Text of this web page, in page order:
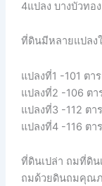
4แปลง บางบัวทอ
ที่ดินมีหลายแปลง
แปลงที่1 -101 ตาร
แปลงที่2 -106 ตา
แปลงที่3 -112 ตา
แปลงที่4 -116 ตา
ที่ดินเปล่า ถมที่ดิน
ถมด้วยดินถมคุณภ